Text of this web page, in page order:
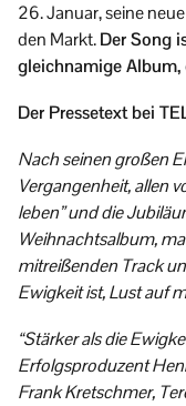
26. Januar, seine
den Markt.Der Song
gleichnamige Album,
Der Pressetext bei
Nach seinen großen
Vergangenheit, allen
leben” und die
Weihnachtsalbum,
mitreißenden Track
Ewigkeit ist, Lust auf
“Stärker als die
Erfolgsproduzent
Frank Kretschmer,